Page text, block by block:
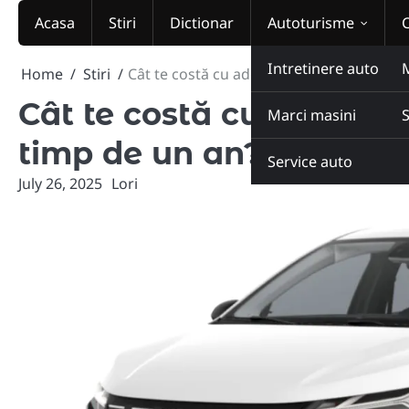
Skip
Acasa Stiri Dictionar Autoturisme
Intretinere auto
Marci masini
Service auto
Home Stiri Cât te costă cu adevărat să deții o
Cât te costă cu
timp de un an? Calcul
July 26, 2025 Lori